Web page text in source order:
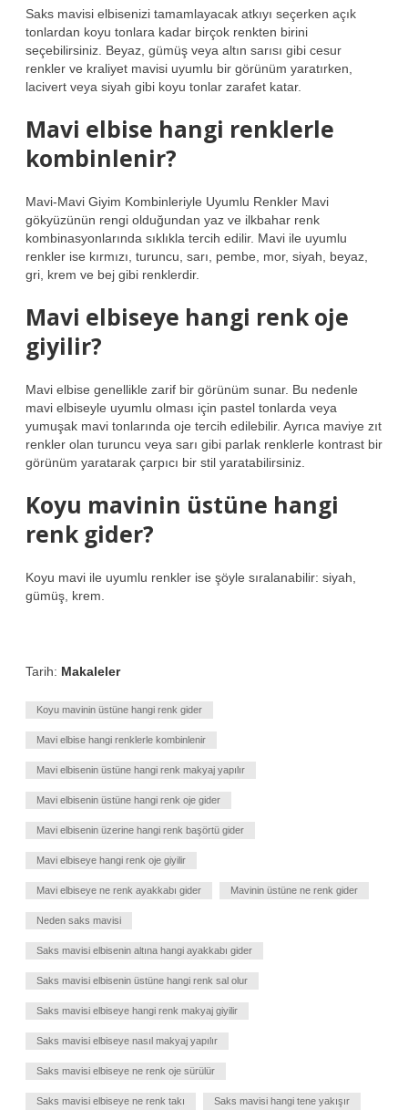
Saks mavisi elbisenizi tamamlayacak atkıyı seçerken açık
tonlardan koyu tonlara kadar birçok renkten birini
seçebilirsiniz. Beyaz, gümüş veya altın sarısı gibi cesur
renkler ve kraliyet mavisi uyumlu bir görünüm yaratırken,
lacivert veya siyah gibi koyu tonlar zarafet katar.
Mavi elbise hangi renklerle
kombinlenir?
Mavi-Mavi Giyim Kombinleriyle Uyumlu Renkler Mavi
gökyüzünün rengi olduğundan yaz ve ilkbahar renk
kombinasyonlarında sıklıkla tercih edilir. Mavi ile uyumlu
renkler ise kırmızı, turuncu, sarı, pembe, mor, siyah, beyaz,
gri, krem ​​ve bej gibi renklerdir.
Mavi elbiseye hangi renk oje
giyilir?
Mavi elbise genellikle zarif bir görünüm sunar. Bu nedenle
mavi elbiseyle uyumlu olması için pastel tonlarda veya
yumuşak mavi tonlarında oje tercih edilebilir. Ayrıca maviye zıt
renkler olan turuncu veya sarı gibi parlak renklerle kontrast bir
görünüm yaratarak çarpıcı bir stil yaratabilirsiniz.
Koyu mavinin üstüne hangi
renk gider?
Koyu mavi ile uyumlu renkler ise şöyle sıralanabilir: siyah,
gümüş, krem.
Tarih: Makaleler
Koyu mavinin üstüne hangi renk gider
Mavi elbise hangi renklerle kombinlenir
Mavi elbisenin üstüne hangi renk makyaj yapılır
Mavi elbisenin üstüne hangi renk oje gider
Mavi elbisenin üzerine hangi renk başörtü gider
Mavi elbiseye hangi renk oje giyilir
Mavi elbiseye ne renk ayakkabı gider Mavinin üstüne ne renk gider
Neden saks mavisi
Saks mavisi elbisenin altına hangi ayakkabı gider
Saks mavisi elbisenin üstüne hangi renk sal olur
Saks mavisi elbiseye hangi renk makyaj giyilir
Saks mavisi elbiseye nasıl makyaj yapılır
Saks mavisi elbiseye ne renk oje sürülür
Saks mavisi elbiseye ne renk takı Saks mavisi hangi tene yakışır